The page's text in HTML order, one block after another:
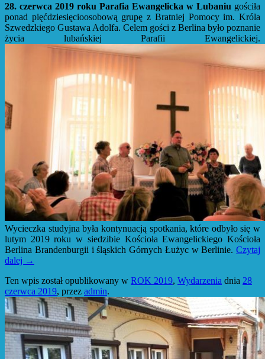
28. czerwca 2019 roku Parafia Ewangelicka w Lubaniu gościła
ponad pięćdziesięcioosobową grupę z Bratniej Pomocy im. Króla
Szwedzkiego Gustawa Adolfa. Celem gości z Berlina było poznanie
życia lubańskiej Parafii Ewangelickiej.
Wycieczka studyjna była kontynuacją spotkania, które odbyło się w
lutym 2019 roku w siedzibie Kościoła Ewangelickiego Kościoła
Berlina Brandenburgii i śląskich Górnych Łużyc w Berlinie. Czytaj
dalej →
Ten wpis został opublikowany w ROK 2019, Wydarzenia dnia 28
czerwca 2019, przez admin.